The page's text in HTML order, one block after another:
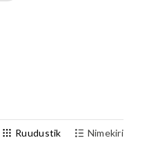
Ruudustik Nimekiri